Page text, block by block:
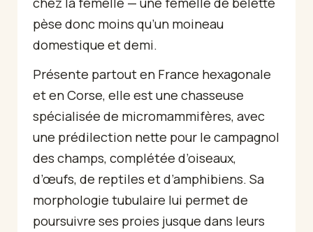
pèse donc moins qu’un moineau
domestique et demi.
Présente partout en France hexagonale
et en Corse, elle est une chasseuse
spécialisée de micromammifères, avec
une prédilection nette pour le campagnol
des champs, complétée d’oiseaux,
d’œufs, de reptiles et d’amphibiens. Sa
morphologie tubulaire lui permet de
poursuivre ses proies jusque dans leurs